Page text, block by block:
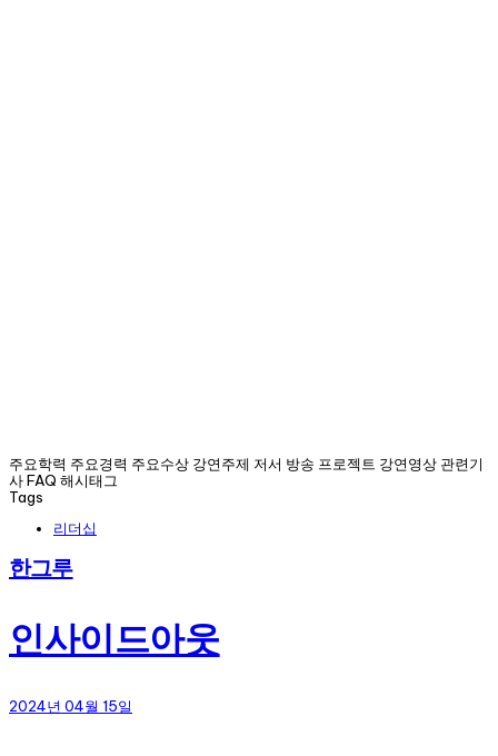
주요학력 주요경력 주요수상 강연주제 저서 방송 프로젝트 강연영상 관련기
사 FAQ 해시태그
Tags
리더십
한그루
인사이드아웃
2024년 04월 15일